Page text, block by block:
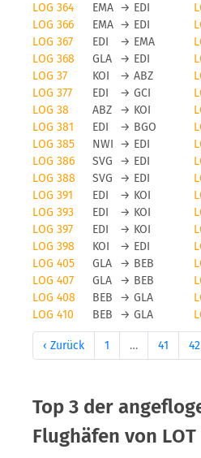
LOG 364
EMA → EDI
LOG 366
EMA → EDI
LOG 367
EDI → EMA
LOG 368
GLA → EDI
LOG 37
KOI → ABZ
LOG 377
EDI → GCI
LOG 38
ABZ → KOI
LOG 381
EDI → BGO
LOG 385
NWI → EDI
LOG 386
SVG → EDI
LOG 388
SVG → EDI
LOG 391
EDI → KOI
LOG 393
EDI → KOI
LOG 397
EDI → KOI
LOG 398
KOI → EDI
LOG 405
GLA → BEB
LOG 407
GLA → BEB
LOG 408
BEB → GLA
LOG 410
BEB → GLA
‹ Zurück 1 … 41 42
Top 3 der
Flughäfen von LOT